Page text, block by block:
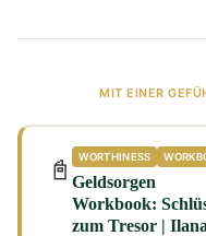
MIT EINER
📓 WORTHINESS
Geldsorgen
Workbook:
zum Tresor | Ilana